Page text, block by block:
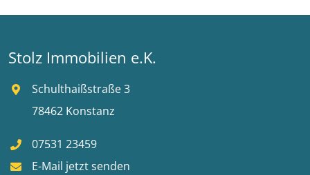
Stolz Immobilien e.K.
Schulthaißstraße 3
78462 Konstanz
07531 23459
E-Mail jetzt senden